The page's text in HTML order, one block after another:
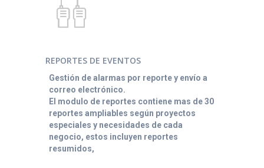
REPORTES DE EVENTOS
Gestión de alarmas por reporte y envío a
correo electrónico.
El modulo de reportes contiene mas de 30
reportes ampliables según proyectos
especiales y necesidades de cada
negocio, estos incluyen reportes
resumidos,